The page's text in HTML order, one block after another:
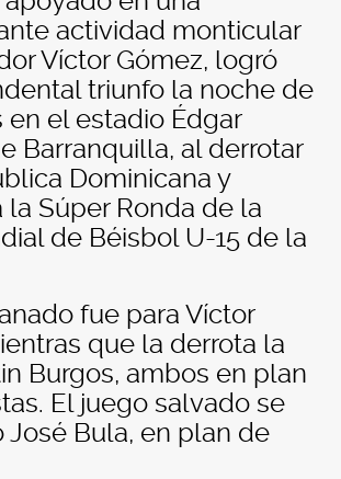
actividad monticular
Víctor Gómez, logró
triunfo la noche de
en el estadio Édgar
Barranquilla, al derrotar
Dominicana y
la Súper Ronda de la
de Béisbol U-15 de la
fue para Víctor
que la derrota la
Burgos, ambos en plan
El juego salvado se
José Bula, en plan de